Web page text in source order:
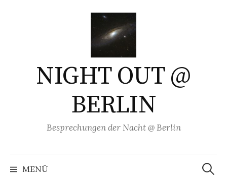
NIGHT OUT @
BERLIN
Besprechungen der Nacht @ Berlin
MENÜ
Suchen
nach: